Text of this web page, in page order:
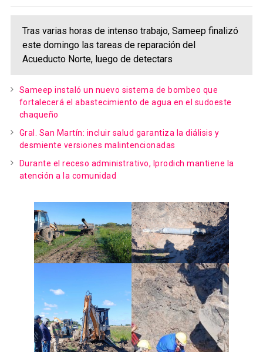
Tras varias horas de intenso trabajo, Sameep finalizó
este domingo las tareas de reparación del
Acueducto Norte, luego de detectars
Sameep instaló un nuevo sistema de bombeo que
fortalecerá el abastecimiento de agua en el sudoeste
chaqueño
Gral. San Martín: incluir salud garantiza la diálisis y
desmiente versiones malintencionadas
Durante el receso administrativo, Iprodich mantiene la
atención a la comunidad